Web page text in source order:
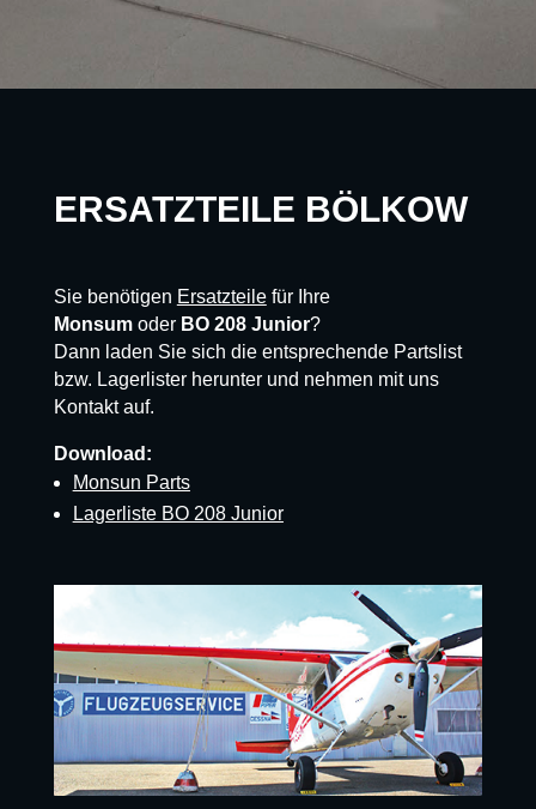
ERSATZTEILE BÖLKOW
Sie benötigen Ersatzteilefür Ihre
Monsumoder BO 208 Junior?
Dann laden Sie sich die entsprechende Partslist
bzw. Lagerlister herunter und nehmen mit uns
Kontakt auf.
Download:
Monsun Parts
Lagerliste BO 208 Junior